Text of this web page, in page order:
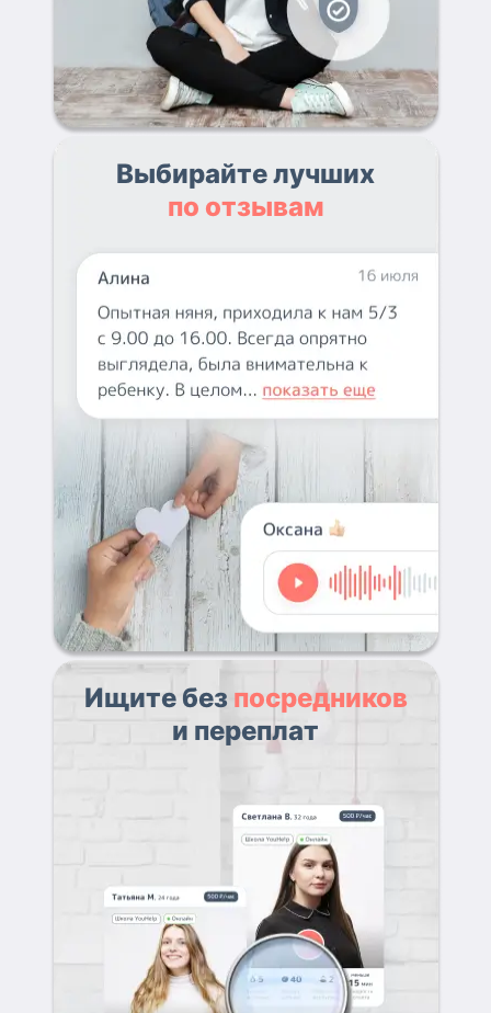
Выбирайте лучших
по отзывам
Ищите без посредников
и переплат